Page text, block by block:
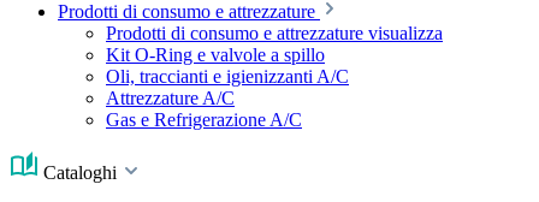
Prodotti di consumo e attrezzature
Prodotti di consumo e attrezzature visualizza
Kit O-Ring e valvole a spillo
Oli, traccianti e igienizzanti A/C
Attrezzature A/C
Gas e Refrigerazione A/C
Cataloghi